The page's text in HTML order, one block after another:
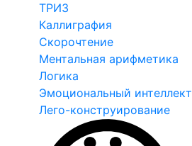
ТРИЗ
Каллиграфия
Скорочтение
Ментальная арифметика
Логика
Эмоциональный интеллект
Лего-конструирование